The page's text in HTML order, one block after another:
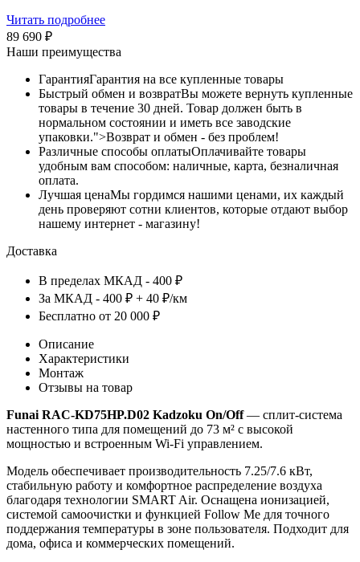
Читать подробнее
89 690 ₽
Наши преимущества
ГарантияГарантия на все купленные товары
Быстрый обмен и возвратВы можете вернуть купленные
товары в течение 30 дней. Товар должен быть в
нормальном состоянии и иметь все заводские
упаковки.">Возврат и обмен - без проблем!
Различные способы оплатыОплачивайте товары
удобным вам способом: наличные, карта, безналичная
оплата.
Лучшая ценаМы гордимся нашими ценами, их каждый
день проверяют сотни клиентов, которые отдают выбор
нашему интернет - магазину!
Доставка
В пределах МКАД - 400 ₽
За МКАД - 400 ₽ + 40 ₽/км
Бесплатно от 20 000 ₽
Описание
Характеристики
Монтаж
Отзывы на товар
Funai RAC-KD75HP.D02 Kadzoku On/Off— сплит-система
настенного типа для помещений до 73 м² с высокой
мощностью и встроенным Wi-Fi управлением.
Модель обеспечивает производительность 7.25/7.6 кВт,
стабильную работу и комфортное распределение воздуха
благодаря технологии SMART Air. Оснащена ионизацией,
системой самоочистки и функцией Follow Me для точного
поддержания температуры в зоне пользователя. Подходит для
дома, офиса и коммерческих помещений.